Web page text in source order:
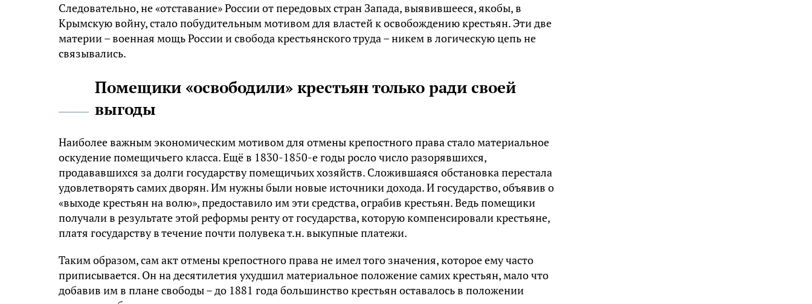
Следовательно, не «отставание» России от передовых стран Запада, выявившееся, якобы, в
Крымскую войну, стало побудительным мотивом для властей к освобождению крестьян. Эти две
материи – военная мощь России и свобода крестьянского труда – никем в логическую цепь не
связывались.
Помещики «освободили» крестьян только ради своей
выгоды
Наиболее важным экономическим мотивом для отмены крепостного права стало материальное
оскудение помещичьего класса. Ещё в 1830-1850-е годы росло число разорявшихся,
продававшихся за долги государству помещичьих хозяйств. Сложившаяся обстановка перестала
удовлетворять самих дворян. Им нужны были новые источники дохода. И государство, объявив о
«выходе крестьян на волю», предоставило им эти средства, ограбив крестьян. Ведь помещики
получали в результате этой реформы ренту от государства, которую компенсировали крестьяне,
платя государству в течение почти полувека т.н. выкупные платежи.
Таким образом, сам акт отмены крепостного права не имел того значения, которое ему часто
приписывается. Он на десятилетия ухудшил материальное положение самих крестьян, мало что
добавив им в плане свободы – до 1881 года большинство крестьян оставалось в положении